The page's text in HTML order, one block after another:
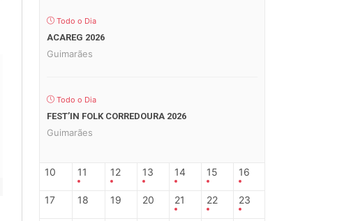
Todo o Dia
ACAREG 2026
Guimarães
Todo o Dia
FEST’IN FOLK CORREDOURA 2026
Guimarães
10 11 12 13 14 15 16
17 18 19 20 21 22 23